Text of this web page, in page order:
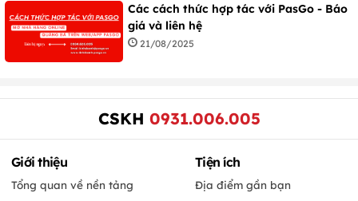
Các cách thức hợp tác với PasGo - Báo
giá và liên hệ
21/08/2025
CSKH 0931.006.005
Giới thiệu
Tổng quan về nền tảng
Tiện ích
Địa điểm gần bạn